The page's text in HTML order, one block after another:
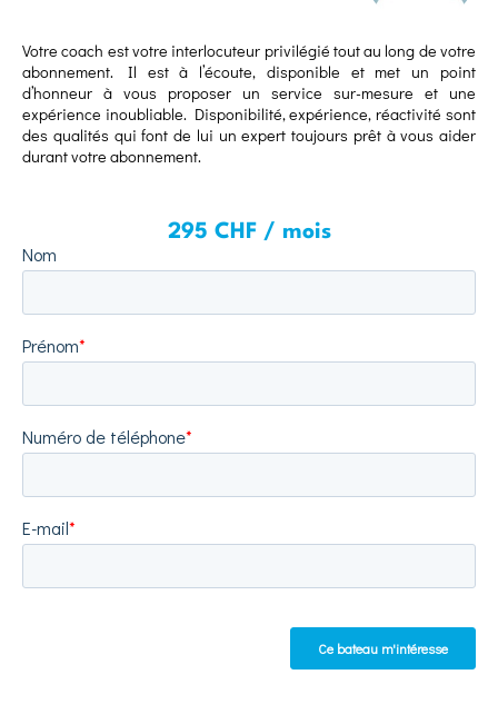
Votre coach est votre interlocuteur privilégié tout au long de votre
abonnement. Il est à l’écoute, disponible et met un point
d’honneur à vous proposer un service sur-mesure et une
expérience inoubliable. Disponibilité, expérience, réactivité sont
des qualités qui font de lui un expert toujours prêt à vous aider
durant votre abonnement.
295 CHF / mois